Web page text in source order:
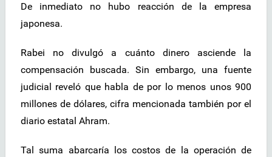
De inmediato no hubo reacción de la empresa
japonesa.
Rabei no divulgó a cuánto dinero asciende la
compensación buscada. Sin embargo, una fuente
judicial reveló que habla de por lo menos unos 900
millones de dólares, cifra mencionada también por el
diario estatal Ahram.
Tal suma abarcaría los costos de la operación de